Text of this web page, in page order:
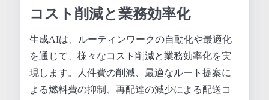
コスト削減と業務効率化
生成AIは、ルーティンワークの自動化や最適化
を通じて、様々なコスト削減と業務効率化を実
現します。人件費の削減、最適なルート提案に
よる燃料費の抑制、再配達の減少による配送コ